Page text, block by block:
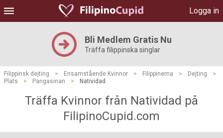
Logga in
Bli Medlem Gratis Nu
Träffa filippinska singlar
Filippinsk dejting > Ensamstående Kvinnor > Filippinerna > Dejting
>
Plats
> Pangasinan > Natividad
Träffa Kvinnor från Natividad på
FilipinoCupid.com